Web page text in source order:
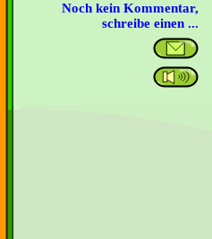
Noch kein Kommentar,
schreibe einen ...